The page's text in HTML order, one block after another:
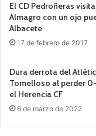
El CD Pedroñeras visita
Almagro con un ojo
Albacete
17 de febrero de 2017
Dura derrota del
Tomelloso al perder
el Herencia CF
6 de marzo de 2022